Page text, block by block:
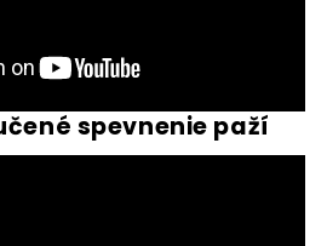
spevnenie paží